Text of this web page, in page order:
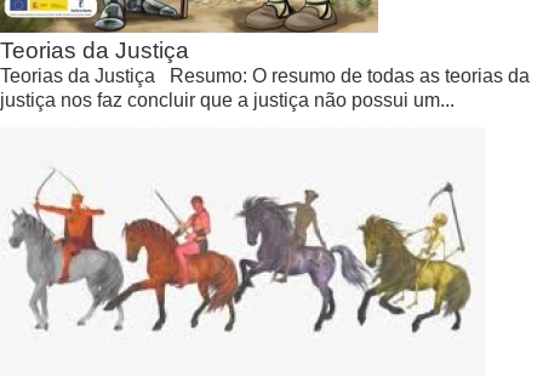
Teorias da Justiça
Teorias da Justiça Resumo: O resumo de todas as teorias da
justiça nos faz concluir que a justiça não possui um...